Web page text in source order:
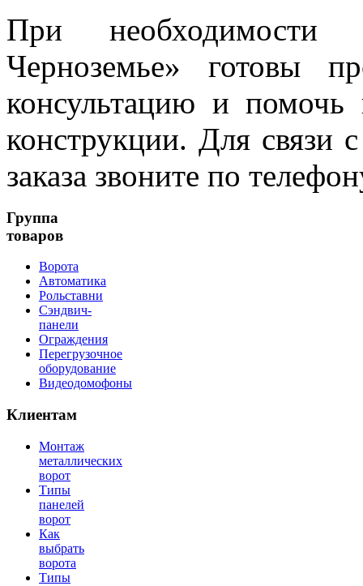
При необходимости
Черноземье» готовы
консультацию и
конструкции. Для связи
заказа звоните по
Группа
товаров
Ворота
Автоматика
Рольставни
Сэндвич-
панели
Ограждения
Перегрузочное
оборудование
Видеодомофоны
Клиентам
Монтаж
металлических
ворот
Типы
панелей
ворот
Как
выбрать
ворота
Типы